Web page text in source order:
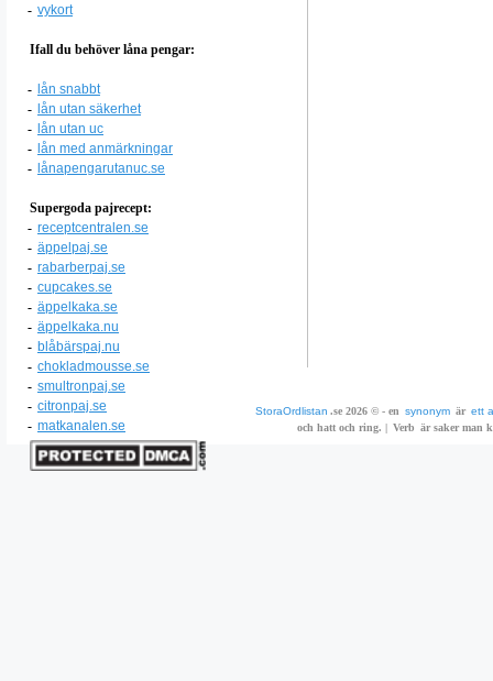
- vykort
Ifall du behöver låna pengar:
- lån snabbt
- lån utan säkerhet
- lån utan uc
- lån med anmärkningar
- lånapengarutanuc.se
Supergoda pajrecept:
- receptcentralen.se
- äppelpaj.se
- rabarberpaj.se
- cupcakes.se
- äppelkaka.se
- äppelkaka.nu
- blåbärspaj.nu
- chokladmousse.se
- smultronpaj.se
- citronpaj.se
- matkanalen.se
StoraOrdlistan .se 2026 © - en synonym är ett
och hatt och ring. | Verb är saker man